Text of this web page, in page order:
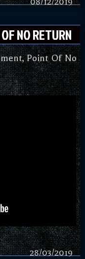
NO RETURN
Point Of No
28/03/2019